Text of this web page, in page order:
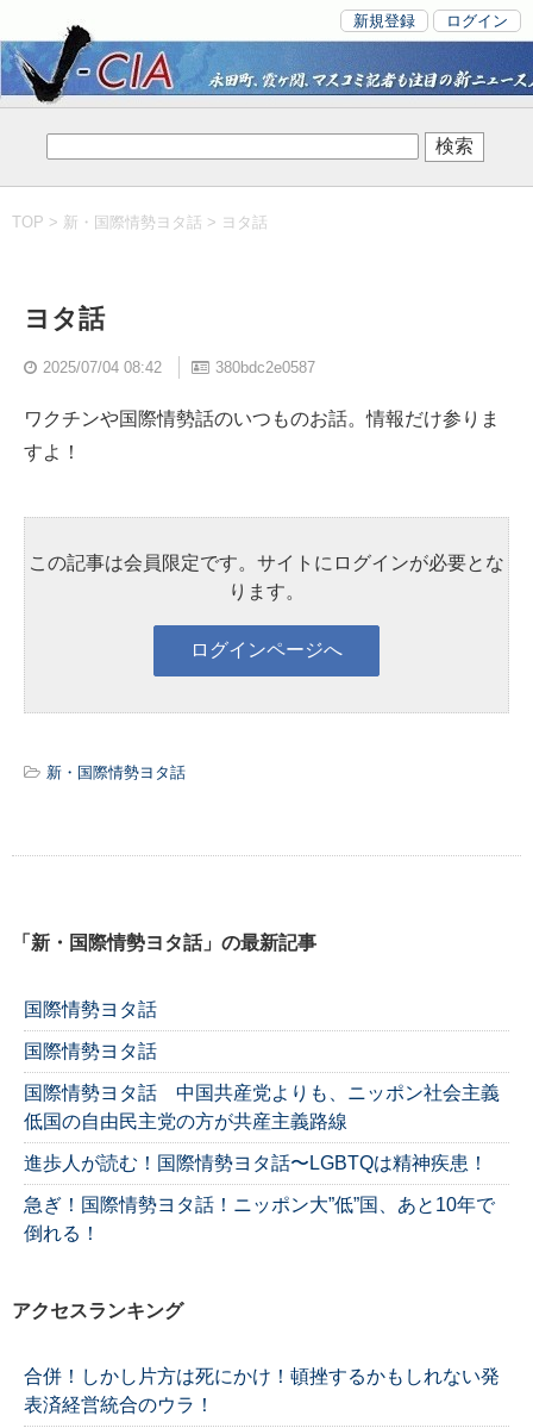
新規登録 ログイン
TOP > 新・国際情勢ヨタ話 > ヨタ話
ヨタ話
2025/07/04 08:42 380bdc2e0587
ワクチンや国際情勢話のいつものお話。情報だけ参りま
すよ！
この記事は会員限定です。サイトにログインが必要とな
ります。
新・国際情勢ヨタ話
「新・国際情勢ヨタ話」の最新記事
国際情勢ヨタ話
国際情勢ヨタ話
国際情勢ヨタ話 中国共産党よりも、ニッポン社会主義
低国の自由民主党の方が共産主義路線
進歩人が読む！国際情勢ヨタ話〜LGBTQは精神疾患！
急ぎ！国際情勢ヨタ話！ニッポン大”低”国、あと10年で
倒れる！
アクセスランキング
合併！しかし片方は死にかけ！頓挫するかもしれない発
表済経営統合のウラ！